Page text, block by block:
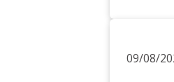
09/08/